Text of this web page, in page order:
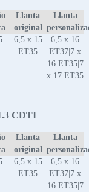
Llanta
original
Llanta
6,5 x 15
ET35
6,5 x 16
ET37|7 x
16 ET35|7
x 17 ET35
CDTI
Llanta
original
Llanta
6,5 x 15
ET35
6,5 x 16
ET37|7 x
16 ET35|7